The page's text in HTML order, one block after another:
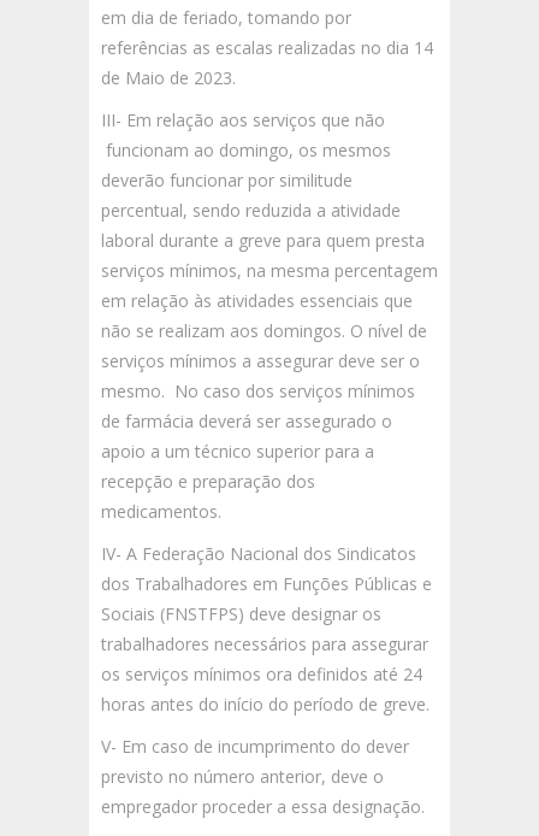
em dia de feriado, tomando por
referências as escalas realizadas no dia 14
de Maio de 2023.
III- Em relação aos serviços que não
funcionam ao domingo, os mesmos
deverão funcionar por similitude
percentual, sendo reduzida a atividade
laboral durante a greve para quem presta
serviços mínimos, na mesma percentagem
em relação às atividades essenciais que
não se realizam aos domingos. O nível de
serviços mínimos a assegurar deve ser o
mesmo. No caso dos serviços mínimos
de farmácia deverá ser assegurado o
apoio a um técnico superior para a
recepção e preparação dos
medicamentos.
IV- A Federação Nacional dos Sindicatos
dos Trabalhadores em Funções Públicas e
Sociais (FNSTFPS) deve designar os
trabalhadores necessários para assegurar
os serviços mínimos ora definidos até 24
horas antes do início do período de greve.
V- Em caso de incumprimento do dever
previsto no número anterior, deve o
empregador proceder a essa designação.